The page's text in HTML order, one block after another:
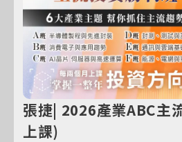
張捷| 2026產業ABC主
上課)